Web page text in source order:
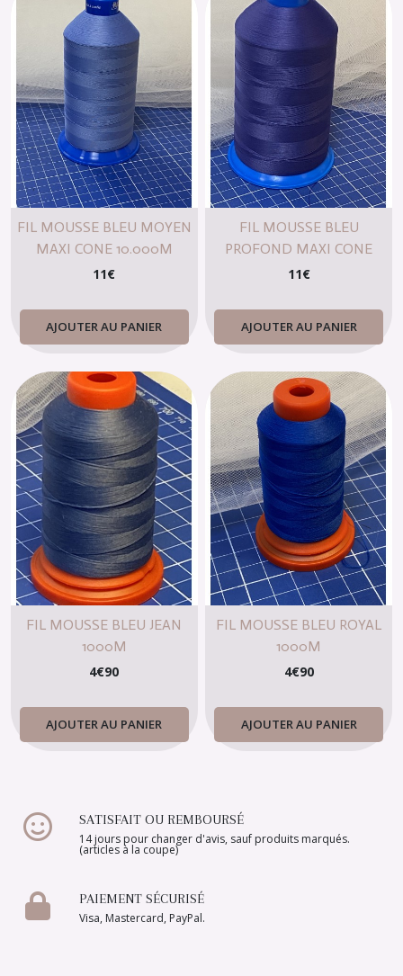
FIL MOUSSE BLEU MOYEN
MAXI CONE 10.000M
11€
AJOUTER AU PANIER
FIL MOUSSE BLEU
PROFOND MAXI CONE
10.000M
11€
AJOUTER AU PANIER
FIL MOUSSE BLEU JEAN
1000M
4€90
AJOUTER AU PANIER
FIL MOUSSE BLEU ROYAL
1000M
4€90
AJOUTER AU PANIER
SATISFAIT OU REMBOURSÉ
14 jours pour changer d'avis, sauf produits marqués.
(articles à la coupe)
PAIEMENT SÉCURISÉ
Visa, Mastercard, PayPal.